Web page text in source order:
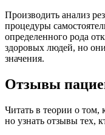
Производить анализ
процедуры
определенного рода
здоровых людей, но
значения.
Отзывы
Читать в теории о том,
но узнать отзывы тех,